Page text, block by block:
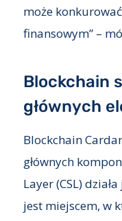
może
finansowym” –
Blockchain
głównych
Blockchain
głównych
Layer (CSL)
jest miejscem, w